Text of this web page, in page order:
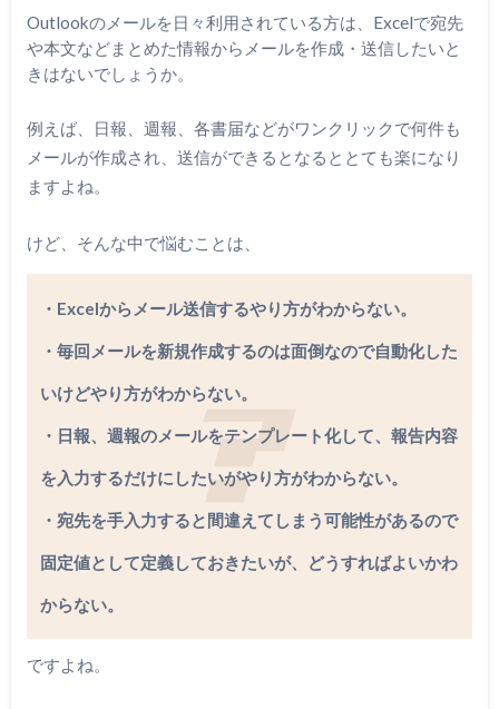
Outlookのメールを日々利用されている方は、Excelで宛先
や本文などまとめた情報からメールを作成・送信したいと
きはないでしょうか。
例えば、日報、週報、各書届などがワンクリックで何件も
メールが作成され、送信ができるとなるととても楽になり
ますよね。
けど、そんな中で悩むことは、
・Excelからメール送信するやり方がわからない。
・毎回メールを新規作成するのは面倒なので自動化した
いけどやり方がわからない。
・日報、週報のメールをテンプレート化して、報告内容
を入力するだけにしたいがやり方がわからない。
・宛先を手入力すると間違えてしまう可能性があるので
固定値として定義しておきたいが、どうすればよいかわ
からない。
ですよね。